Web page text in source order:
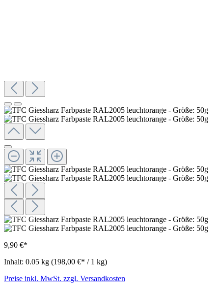
9,90 €*
Inhalt: 0.05 kg (198,00 €* / 1 kg)
Preise inkl. MwSt. zzgl. Versandkosten